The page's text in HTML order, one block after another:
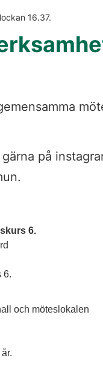
16.37.
på
6.
6.
och möteslokalen